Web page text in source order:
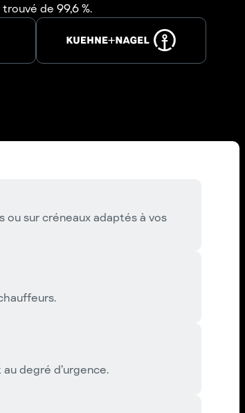
de 99,6 %.
sur créneaux adaptés à vos
degré d’urgence.